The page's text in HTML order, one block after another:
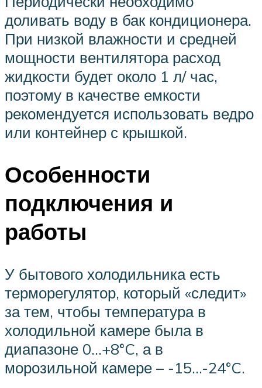
доливать воду в бак кондиционера.
При низкой влажности и средней
мощности вентилятора расход
жидкости будет около 1 л/ час,
поэтому в качестве емкости
рекомендуется использовать ведро
или контейнер с крышкой.
Особенности
подключения и
работы
У бытового холодильника есть
терморегулятор, который «следит»
за тем, чтобы температура в
холодильной камере была в
диапазоне 0…+8°C, а в
морозильной камере – -15…-24°C.